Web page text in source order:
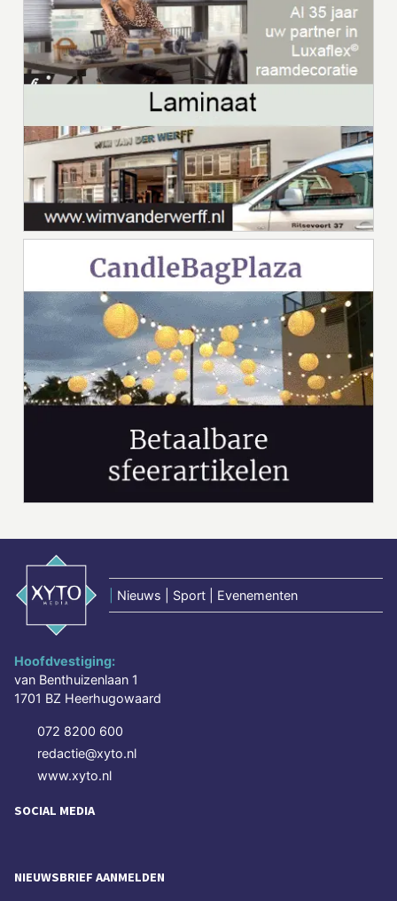
Nieuws | Sport | Evenementen
Hoofdvestiging:
van Benthuizenlaan 1
1701 BZ Heerhugowaard
072 8200 600
redactie@xyto.nl
www.xyto.nl
SOCIAL MEDIA
NIEUWSBRIEF AANMELDEN